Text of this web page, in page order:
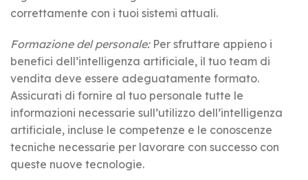
correttamente con i tuoi sistemi attuali.
Formazione del personale:Per sfruttare appieno i
benefici dell’intelligenza artificiale, il tuo team di
vendita deve essere adeguatamente formato.
Assicurati di fornire al tuo personale tutte le
informazioni necessarie sull’utilizzo dell’intelligenza
artificiale, incluse le competenze e le conoscenze
tecniche necessarie per lavorare con successo con
queste nuove tecnologie.